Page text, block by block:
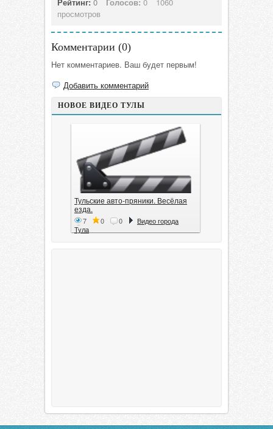
просмотров
Комментарии (0)
Нет комментариев. Ваш будет первым!
Добавить комментарий
НОВОЕ ВИДЕО ТУЛЫ
Тульские авто-пряники. Весёлая
езда.
7 0 0
Видео города
Тула